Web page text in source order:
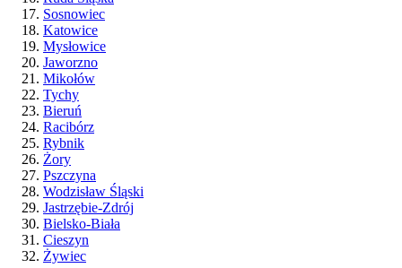
Sosnowiec
Katowice
Mysłowice
Jaworzno
Mikołów
Tychy
Bieruń
Racibórz
Rybnik
Żory
Pszczyna
Wodzisław Śląski
Jastrzębie-Zdrój
Bielsko-Biała
Cieszyn
Żywiec